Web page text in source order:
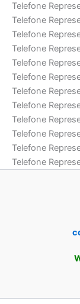
Telefone
Telefone
Telefone
Telefone
Telefone
Telefone
Telefone
Telefone
Telefone
Telefone
Telefone
Telefone